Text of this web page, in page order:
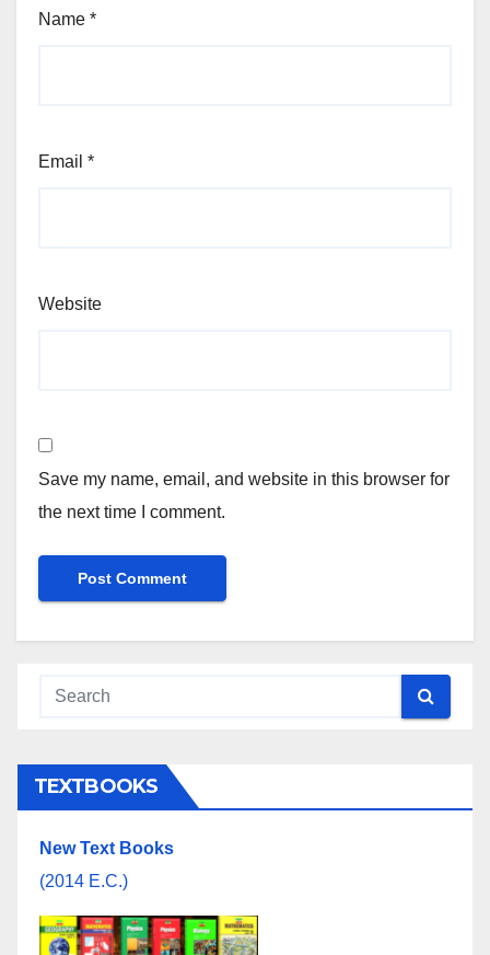
Name *
Email *
Website
Save my name, email, and website in this browser for
the next time I comment.
TEXTBOOKS
New Text Books
(2014 E.C.)